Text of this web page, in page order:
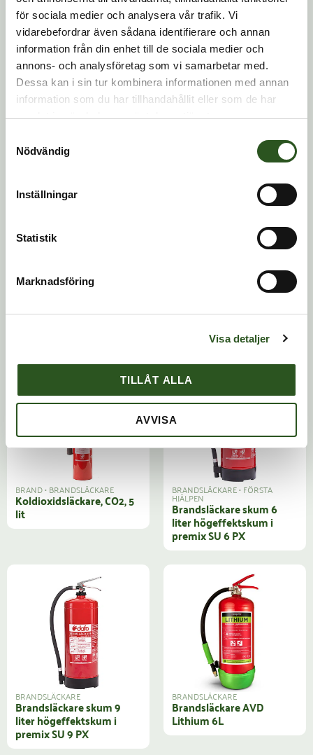
för sociala medier och analysera vår trafik. Vi
vidarebefordrar även sådana identifierare och annan
information från din enhet till de sociala medier och
annons- och analysföretag som vi samarbetar med.
Dessa kan i sin tur kombinera informationen med annan
information som du har tillhandahållit eller som de har
samlat in när du har använt deras tjänster.
Nödvändig
Inställningar
Statistik
Marknadsföring
Visa detaljer
TILLÅT ALLA
AVVISA
BRAND•BRANDSLÄCKARE
GM
BRANDSLÄCKARE
Brandsläckare 12kg ABC- Koldioxidsläckare, CO2, 2
BRAND•BRANDSLÄCKARE
Koldioxidsläckare, CO2, 5
lit
BRANDSLÄCKARE•FÖRSTA
HJÄLPEN
Brandsläckare skum 6
liter högeffektskum i
premix SU 6 PX
BRANDSLÄCKARE
Brandsläckare skum 9
liter högeffektskum i
premix SU 9 PX
BRANDSLÄCKARE
Brandsläckare AVD
Lithium 6L